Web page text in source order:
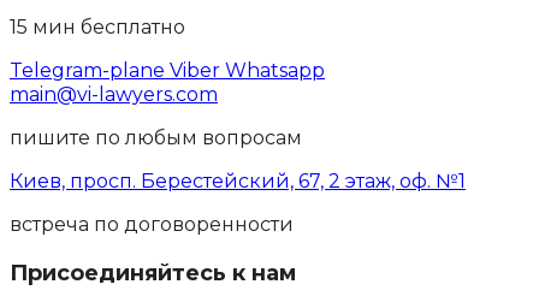
15 мин бесплатно
Telegram-plane Viber Whatsapp
main@vi-lawyers.com
пишите по любым вопросам
Киев, просп. Берестейский, 67, 2 этаж, оф. №1
встреча по договоренности
Присоединяйтесь к нам